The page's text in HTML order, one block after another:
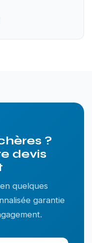
?
devis
quelques
garantie